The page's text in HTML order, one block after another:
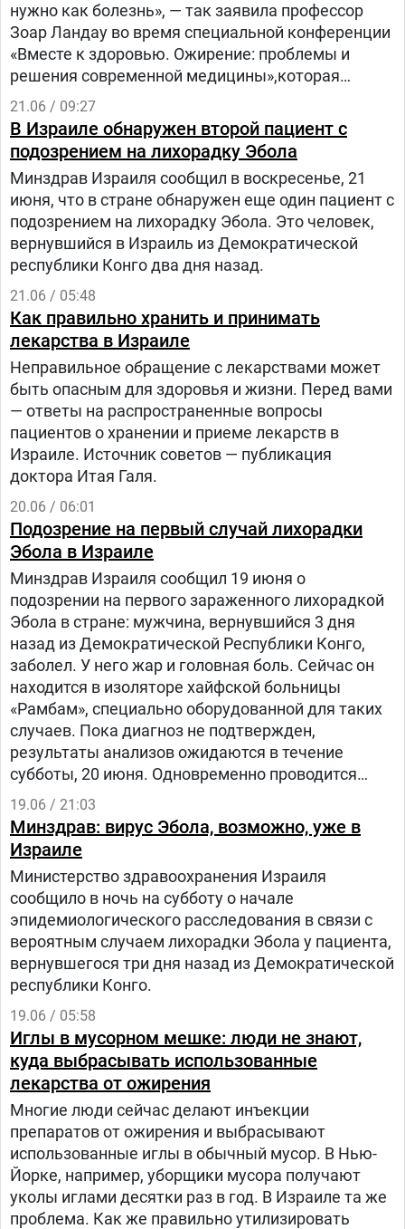
нужно как болезнь», — так заявила профессор
Зоар Ландау во время специальной конференции
«Вместе к здоровью. Ожирение: проблемы и
решения современной медицины»,которая
прошла в студии «Вестей» с участием ведущих
израильских врачей.
21.06 / 09:27
В Израиле обнаружен второй пациент с
подозрением на лихорадку Эбола
Минздрав Израиля сообщил в воскресенье, 21
июня, что в стране обнаружен еще один пациент с
подозрением на лихорадку Эбола. Это человек,
вернувшийся в Израиль из Демократической
республики Конго два дня назад.
21.06 / 05:48
Как правильно хранить и принимать
лекарства в Израиле
Неправильное обращение с лекарствами может
быть опасным для здоровья и жизни. Перед вами
— ответы на распространенные вопросы
пациентов о хранении и приеме лекарств в
Израиле. Источник советов — публикация
доктора Итая Галя.
20.06 / 06:01
Подозрение на первый случай лихорадки
Эбола в Израиле
Минздрав Израиля сообщил 19 июня о
подозрении на первого зараженного лихорадкой
Эбола в стране: мужчина, вернувшийся 3 дня
назад из Демократической Республики Конго,
заболел. У него жар и головная боль. Сейчас он
находится в изоляторе хайфской больницы
«Рамбам», специально оборудованной для таких
случаев. Пока диагноз не подтвержден,
результаты анализов ожидаются в течение
субботы, 20 июня. Одновременно проводится
эпидемиологическое расследование, чтобы
найти людей, которые с ним контактировали.
19.06 / 21:03
Минздрав: вирус Эбола, возможно, уже в
Израиле
Министерство здравоохранения Израиля
сообщило в ночь на субботу о начале
эпидемиологического расследования в связи с
вероятным случаем лихорадки Эбола у пациента,
вернувшегося три дня назад из Демократической
республики Конго.
19.06 / 05:58
Иглы в мусорном мешке: люди не знают,
куда выбрасывать использованные
лекарства от ожирения
Многие люди сейчас делают инъекции
препаратов от ожирения и выбрасывают
использованные иглы в обычный мусор. В Нью-
Йорке, например, уборщики мусора получают
уколы иглами десятки раз в год. В Израиле та же
проблема. Как же правильно утилизировать